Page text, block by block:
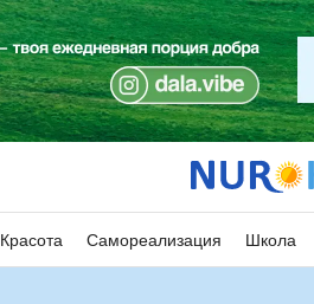
Красота Самореализация Школа